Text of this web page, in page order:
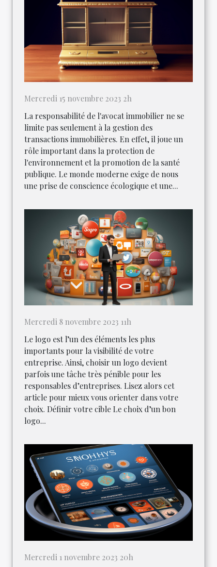
Mercredi 15 novembre 2023 2h
La responsabilité de l'avocat immobilier ne se
limite pas seulement à la gestion des
transactions immobilières. En effet, il joue un
rôle important dans la protection de
l'environnement et la promotion de la santé
publique. Le monde moderne exige de nous
une prise de conscience écologique et une...
Mercredi 8 novembre 2023 11h
Le logo est l’un des éléments les plus
importants pour la visibilité de votre
entreprise. Ainsi, choisir un logo devient
parfois une tâche très pénible pour les
responsables d’entreprises. Lisez alors cet
article pour mieux vous orienter dans votre
choix. Définir votre cible Le choix d’un bon
logo...
Mercredi 1 novembre 2023 20h